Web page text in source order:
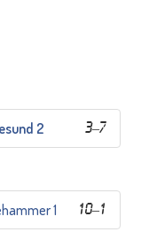
3–7
2
10–1
1